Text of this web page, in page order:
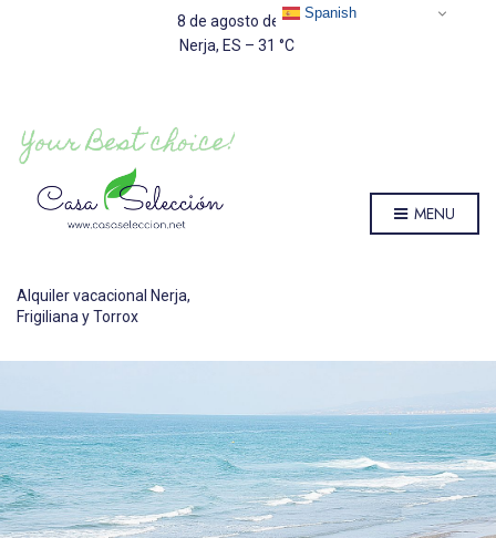
8 de agosto de 2026
Nerja, ES – 31 C
Alquiler vacacional Nerja,
Frigiliana y Torrox
MENU
Spanish